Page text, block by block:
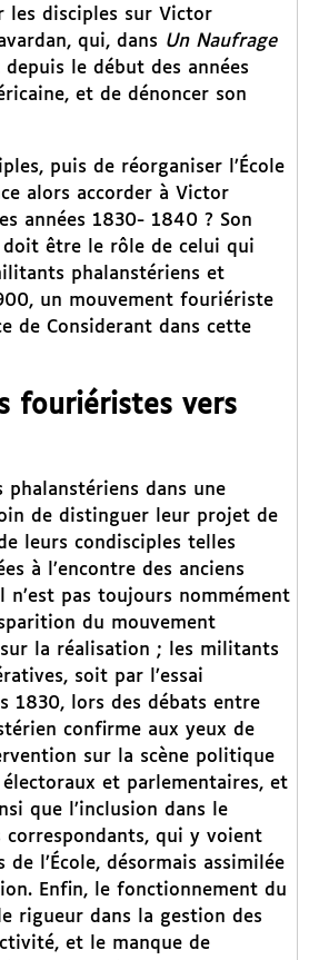
les disciples sur Victor
qui, dans Un Naufrage
le début des années
et de dénoncer son
puis de réorganiser l’École
alors accorder à Victor
années 1830- 1840 ? Son
doit être le rôle de celui qui
phalanstériens et
un mouvement fouriériste
de Considerant dans cette
fouriéristes vers
phalanstériens dans une
de distinguer leur projet de
leurs condisciples telles
à l’encontre des anciens
n’est pas toujours nommément
du mouvement
la réalisation ; les militants
soit par l’essai
1830, lors des débats entre
confirme aux yeux de
sur la scène politique
et parlementaires, et
que l’inclusion dans le
correspondants, qui y voient
l’École, désormais assimilée
Enfin, le fonctionnement du
rigueur dans la gestion des
et le manque de